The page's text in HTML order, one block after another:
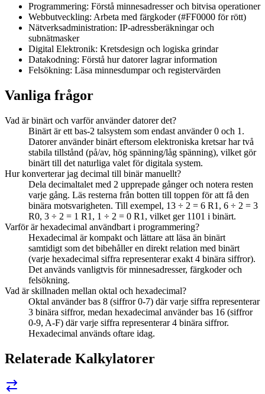
Programmering: Förstå minnesadresser och bitvisa operationer
Webbutveckling: Arbeta med färgkoder (#FF0000 för rött)
Nätverksadministration: IP-adressberäkningar och
subnätmasker
Digital Elektronik: Kretsdesign och logiska grindar
Datakodning: Förstå hur datorer lagrar information
Felsökning: Läsa minnesdumpar och registervärden
Vanliga frågor
Vad är binärt och varför använder datorer det?
Binärt är ett bas-2 talsystem som endast använder 0 och 1.
Datorer använder binärt eftersom elektroniska kretsar har två
stabila tillstånd (på/av, hög spänning/låg spänning), vilket gör
binärt till det naturliga valet för digitala system.
Hur konverterar jag decimal till binär manuellt?
Dela decimaltalet med 2 upprepade gånger och notera resten
varje gång. Läs resterna från botten till toppen för att få den
binära motsvarigheten. Till exempel, 13 ÷ 2 = 6 R1, 6 ÷ 2 = 3
R0, 3 ÷ 2 = 1 R1, 1 ÷ 2 = 0 R1, vilket ger 1101 i binärt.
Varför är hexadecimal användbart i programmering?
Hexadecimal är kompakt och lättare att läsa än binärt
samtidigt som det bibehåller en direkt relation med binärt
(varje hexadecimal siffra representerar exakt 4 binära siffror).
Det används vanligtvis för minnesadresser, färgkoder och
felsökning.
Vad är skillnaden mellan oktal och hexadecimal?
Oktal använder bas 8 (siffror 0-7) där varje siffra representerar
3 binära siffror, medan hexadecimal använder bas 16 (siffror
0-9, A-F) där varje siffra representerar 4 binära siffror.
Hexadecimal används oftare idag.
Relaterade Kalkylatorer